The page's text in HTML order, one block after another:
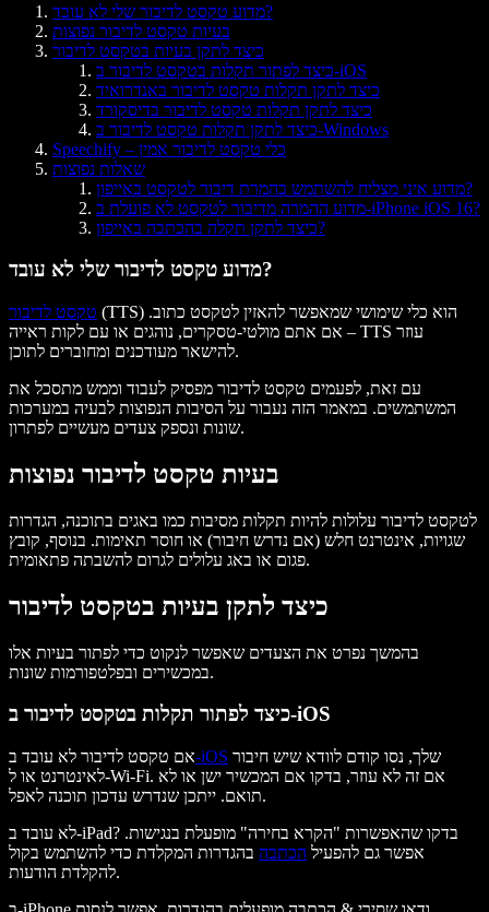
מדוע טקסט לדיבור שלי לא עובד?
בעיות טקסט לדיבור נפוצות
כיצד לתקן בעיות בטקסט לדיבור
כיצד לפתור תקלות בטקסט לדיבור ב-iOS
כיצד לתקן תקלות טקסט לדיבור באנדרואיד
כיצד לתקן תקלות טקסט לדיבור בדיסקורד
כיצד לתקן תקלות טקסט לדיבור ב-Windows
Speechify – כלי טקסט לדיבור אמין
שאלות נפוצות
מדוע איני מצליח להשתמש בהמרת דיבור לטקסט באייפון?
מדוע ההמרה מדיבור לטקסט לא פועלת ב-iPhone iOS 16?
כיצד לתקן תקלה בהכתבה באייפון?
מדוע טקסט לדיבור שלי לא עובד?
טקסט לדיבור (TTS) הוא כלי שימושי שמאפשר להאזין לטקסט כתוב.
אם אתם מולטי-טסקרים, נוהגים או עם לקות ראייה – TTS עוזר
להישאר מעודכנים ומחוברים לתוכן.
עם זאת, לפעמים טקסט לדיבור מפסיק לעבוד וממש מתסכל את
המשתמשים. במאמר הזה נעבור על הסיבות הנפוצות לבעיה במערכות
שונות ונספק צעדים מעשיים לפתרון.
בעיות טקסט לדיבור נפוצות
לטקסט לדיבור עלולות להיות תקלות מסיבות כמו באגים בתוכנה, הגדרות
שגויות, אינטרנט חלש (אם נדרש חיבור) או חוסר תאימות. בנוסף, קובץ
פגום או באג עלולים לגרום להשבתה פתאומית.
כיצד לתקן בעיות בטקסט לדיבור
בהמשך נפרט את הצעדים שאפשר לנקוט כדי לפתור בעיות אלו
במכשירים ובפלטפורמות שונות.
כיצד לפתור תקלות בטקסט לדיבור ב-iOS
אם טקסט לדיבור לא עובד ב-iOS
לאינטרנט או ל-Wi-Fi. אם זה לא עוזר, בדקו אם המכשיר ישן או לא
תואם. ייתכן שנדרש עדכון תוכנה לאפל.
לא עובד ב-iPad? בדקו שהאפשרות "הקרא בחירה" מופעלת בנגישות.
אפשר גם להפעיל הכתבה בהגדרות המקלדת כדי להשתמש בקול
להקלדת הודעות.